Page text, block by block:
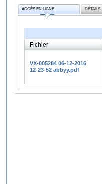
ACCÈS EN LIGNE DÉTAILS
Fichier
VX-005284 06-12-2016
12-23-52 abbyy.pdf